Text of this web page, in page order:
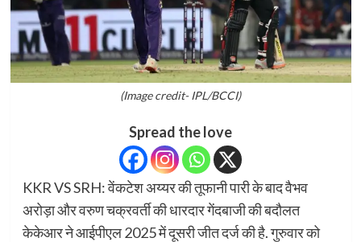
(Image credit- IPL/BCCI)
Spread the love
KKR VS SRH: वेंकटेश अय्यर की तूफानी पारी के बाद वैभव
अरोड़ा और वरुण चक्रवर्ती की धारदार गेंदबाजी की बदौलत
केकेआर ने आईपीएल 2025 में दूसरी जीत दर्ज की है. गुरुवार को